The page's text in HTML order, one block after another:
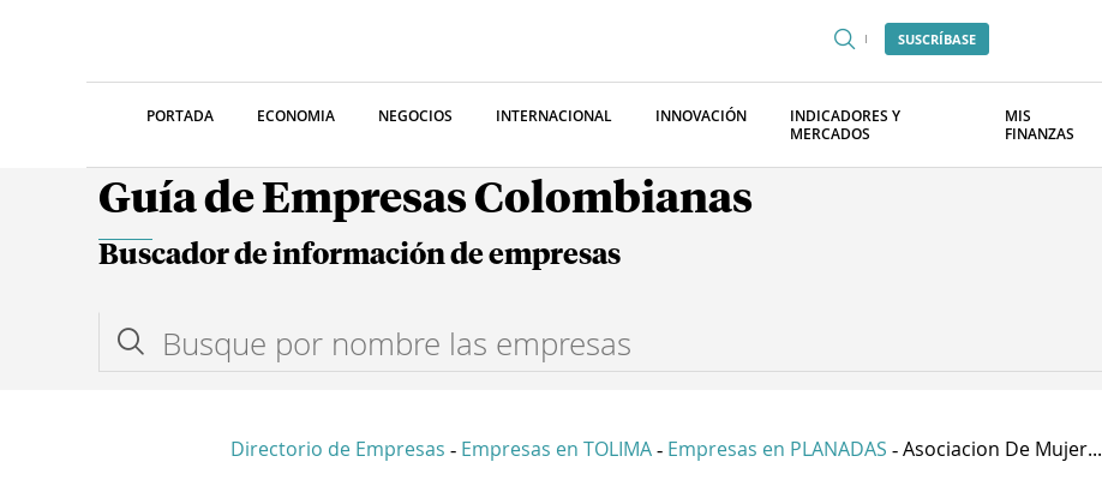
SUSCRÍBASE
PORTADA ECONOMIA NEGOCIOS INTERNACIONAL INNOVACIÓN
INDICADORES Y
MERCADOS
MIS
FINANZAS
Guía de Empresas Colombianas
Buscador de información de empresas
Directorio de Empresas - Empresas en TOLIMA - Empresas en PLANADAS - Asociacion De Mujer...